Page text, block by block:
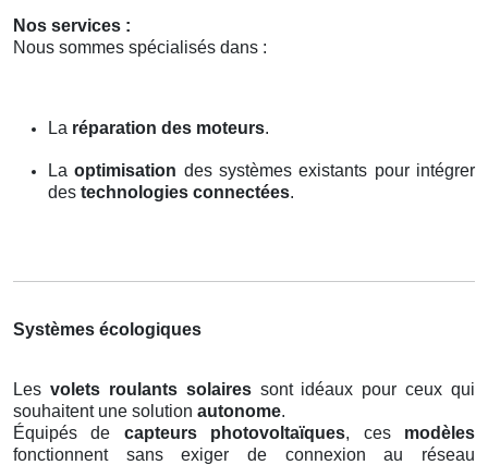
Nos services :
Nous sommes spécialisés dans :
La réparation des moteurs.
Laoptimisation des systèmes existants pour intégrer
des technologies connectées.
Systèmes écologiques
Les volets roulants solairessont idéaux pour ceux qui
souhaitent une solution autonome.
Équipés de capteurs photovoltaïques, ces modèles
fonctionnent sans exiger de connexion au réseau